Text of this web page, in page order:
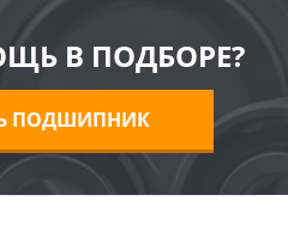
В ПОДБОРЕ?
ПОДШИПНИК